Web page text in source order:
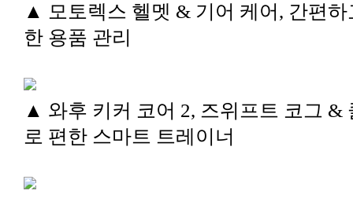
▲ 모토렉스 헬멧 & 기어 케어, 간편하
한 용품 관리
▲ 와후 키커 코어 2, 즈위프트 코그 &
로 편한 스마트 트레이너